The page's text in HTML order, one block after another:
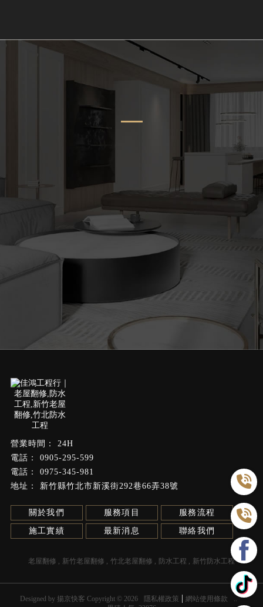
0905-295-599
0975-345-981
24H
新竹縣竹北市新溪街292巷66弄38號
關於我們 服務項目 服務流程
施工實績 最新消息 聯絡我們
老屋翻修 新竹老屋翻修 竹北老屋翻修 防水工程 新竹防水工程
Designed by 揚京快客 Copyright © 2026 隱私權政策 網站使用條款
..